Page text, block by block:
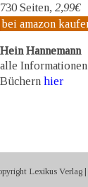
730 Seiten, 2,99€
bei amazon
Hein Hannemann
alle
Büchern hier
Lexikus Verlag |